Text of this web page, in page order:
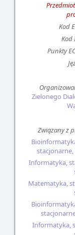
Kod
Kod
Punkty
Zielonego
Związany z
Informatyka,
Matematyka,
Informatyka,